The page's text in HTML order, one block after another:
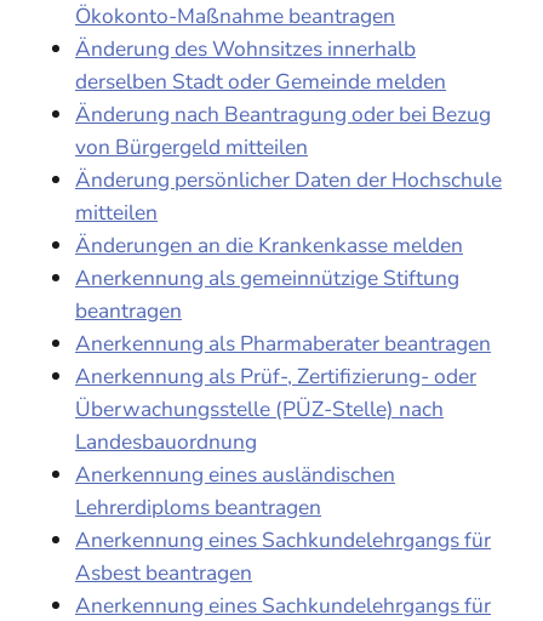
Ökokonto-Maßnahme beantragen
Änderung des Wohnsitzes innerhalb
derselben Stadt oder Gemeinde melden
Änderung nach Beantragung oder bei Bezug
von Bürgergeld mitteilen
Änderung persönlicher Daten der Hochschule
mitteilen
Änderungen an die Krankenkasse melden
Anerkennung als gemeinnützige Stiftung
beantragen
Anerkennung als Pharmaberater beantragen
Anerkennung als Prüf-, Zertifizierung- oder
Überwachungsstelle (PÜZ-Stelle) nach
Landesbauordnung
Anerkennung eines ausländischen
Lehrerdiploms beantragen
Anerkennung eines Sachkundelehrgangs für
Asbest beantragen
Anerkennung eines Sachkundelehrgangs für